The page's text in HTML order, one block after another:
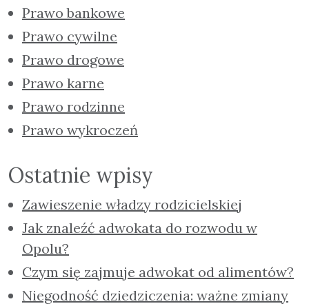
Prawo bankowe
Prawo cywilne
Prawo drogowe
Prawo karne
Prawo rodzinne
Prawo wykroczeń
Ostatnie wpisy
Zawieszenie władzy rodzicielskiej
Jak znaleźć adwokata do rozwodu w
Opolu?
Czym się zajmuje adwokat od alimentów?
Niegodność dziedziczenia: ważne zmiany